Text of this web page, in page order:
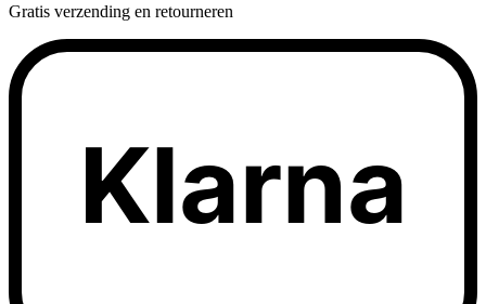
Gratis verzending en retourneren
Klarna